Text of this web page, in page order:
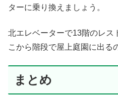
ターに乗り換えましょう。
北エレベーターで13階のレス
こから階段で屋上庭園に出る
まとめ